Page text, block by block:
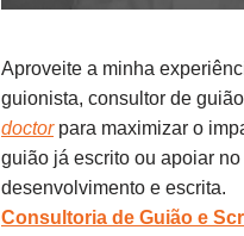
Aproveite a minha
guionista, consultor de
doctorpara maximizar o
guião já escrito ou apoiar no
desenvolvimento e escrita.
Consultoria de Guião e